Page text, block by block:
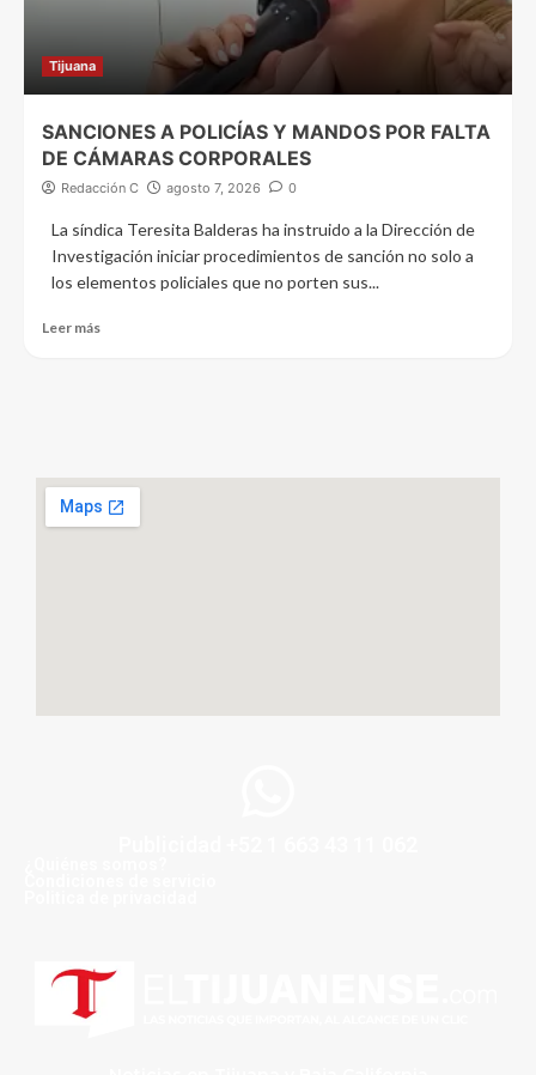
Tijuana
SANCIONES A POLICÍAS Y MANDOS POR FALTA
DE CÁMARAS CORPORALES
Redacción C agosto 7, 2026 0
La síndica Teresita Balderas ha instruido a la Dirección de
Investigación iniciar procedimientos de sanción no solo a
los elementos policiales que no porten sus...
Leer más